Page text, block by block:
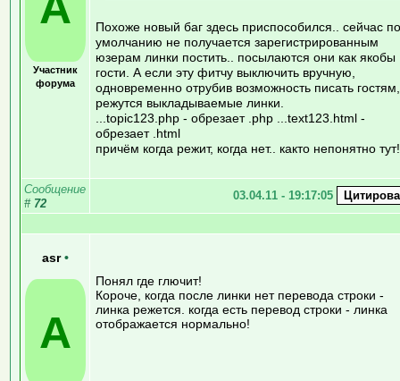
Участник
форума
Похоже новый баг здесь приспособился.. сейчас по
умолчанию не получается зарегистрированным
юзерам линки постить.. посылаются они как якобы
гости. А если эту фитчу выключить вручную,
одновременно отрубив возможность писать
режутся выкладываемые линки.
...topic123.php - обрезает .php ...text123.html -
обрезает .html
причём когда режит, когда нет.. както непонятно тут!
Сообщение
# 72
03.04.11 - 19:17:05
asr •
A
Понял где глючит!
Короче, когда после линки нет перевода строки -
линка режется. когда есть перевод строки - линка
отображается нормально!